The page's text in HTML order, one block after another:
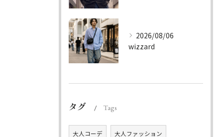
2026/08/06
wizzard
タグ Tags
大人コーデ 大人ファッション